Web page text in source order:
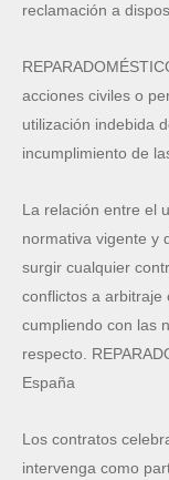
reclamación a
acciones civiles o
utilización indebida
incumplimiento de
La relación entre el
normativa vigente y
surgir cualquier
conflictos a arbitraje
cumpliendo con las
respecto.
España
Los contratos
intervenga como